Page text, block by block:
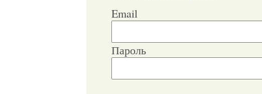
Email
Пароль